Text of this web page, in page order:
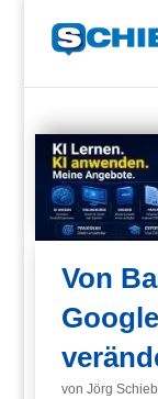
Von
vonJörg Schieb